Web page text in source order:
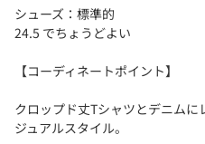
シューズ：標準的
24.5 でちょうどよい
【コーディネートポイント】
クロップド丈Tシャツとデニム
ジュアルスタイル。